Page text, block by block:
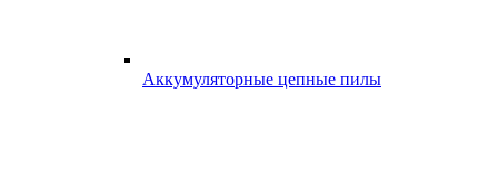
Аккумуляторные цепные пилы